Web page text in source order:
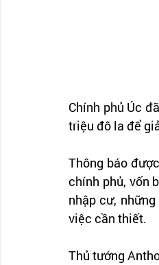
Chính phủ Úc
triệu đô la để
Thông báo
chính phủ, vốn
nhập cư,
việc cần thiết.
Thủ tướng